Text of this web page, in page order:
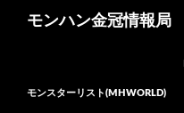
モンハン金冠情報局
モンスターリスト(MHWORLD)